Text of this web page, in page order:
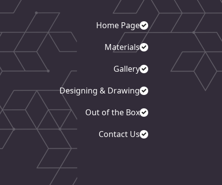
Home Page
Materials
Gallery
Designing & Drawing
Out of the Box
Contact Us